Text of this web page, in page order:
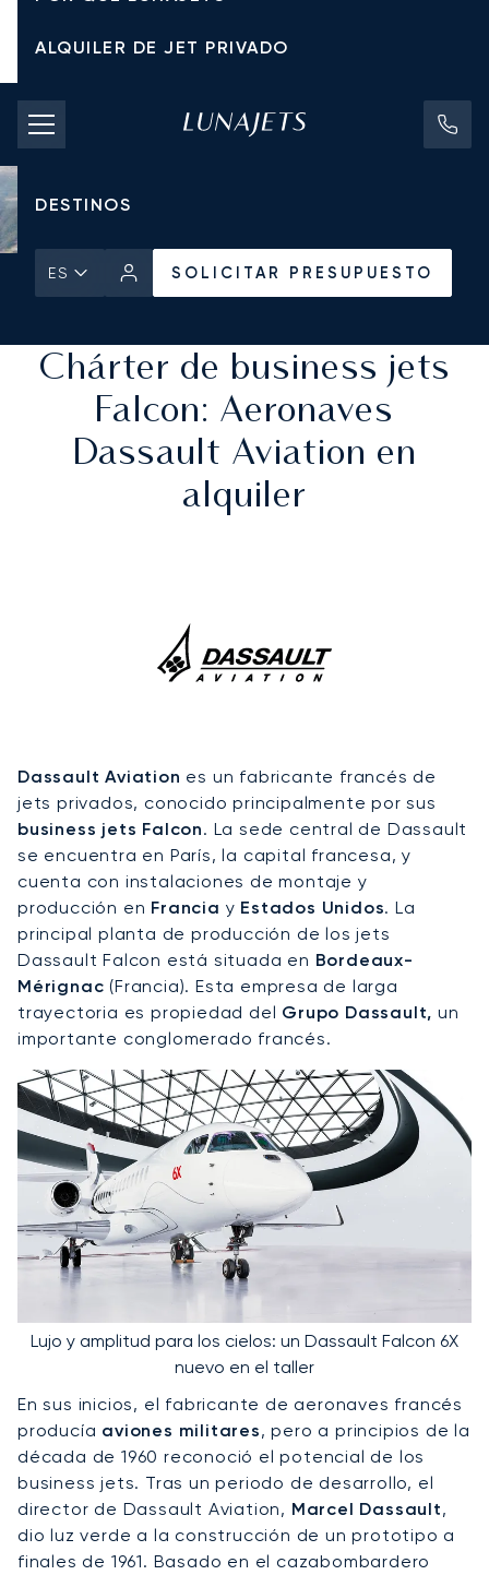
ALQUILER DE JET PRIVADO
TARIFAS DE CHÁRTER
JETS PRIVADOS
DESTINOS
ES
SOLICITAR PRESUPUESTO
SOLICITAR PRESUPUESTO
Chárter de business jets
Falcon: Aeronaves
Dassault Aviation en
alquiler
Dassault Aviation es un fabricante francés de
jets privados, conocido principalmente por sus
business jets Falcon. La sede central de Dassault
se encuentra en París, la capital francesa, y
cuenta con instalaciones de montaje y
producción en Francia y Estados Unidos. La
principal planta de producción de los jets
Dassault Falcon está situada en Bordeaux-
Mérignac (Francia). Esta empresa de larga
trayectoria es propiedad del Grupo Dassault, un
importante conglomerado francés.
Lujo y amplitud para los cielos: un Dassault Falcon 6X
nuevo en el taller
En sus inicios, el fabricante de aeronaves francés
producía aviones militares, pero a principios de la
década de 1960 reconoció el potencial de los
business jets. Tras un periodo de desarrollo, el
director de Dassault Aviation, Marcel Dassault,
dio luz verde a la construcción de un prototipo a
finales de 1961. Basado en el cazabombardero